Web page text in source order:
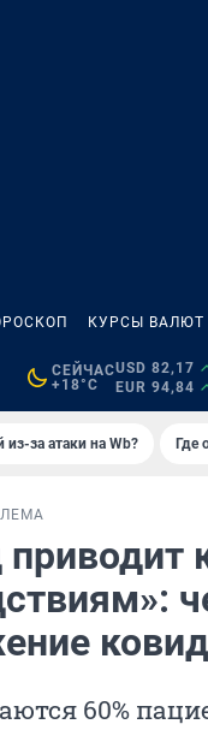
КУРСЫ ВАЛЮТ
СЕЙЧАС
+18°C
USD 82,17
EUR 94,84
из-за атаки на Wb? Где
60%